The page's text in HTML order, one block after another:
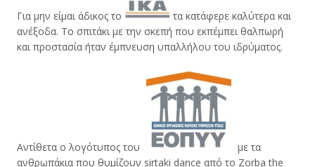
Για μην είμαι άδικος το
τα κατάφερε καλύτερα και
ανέξοδα. Το σπιτάκι με την σκεπή που εκπέμπει θαλπωρή
και προστασία ήταν έμπνευση υπαλλήλου του ιδρύματος.
Αντίθετα ο λογότυπος του
με τα
ανθρωπάκια που θυμίζουν sirtaki dance από το Zorba the